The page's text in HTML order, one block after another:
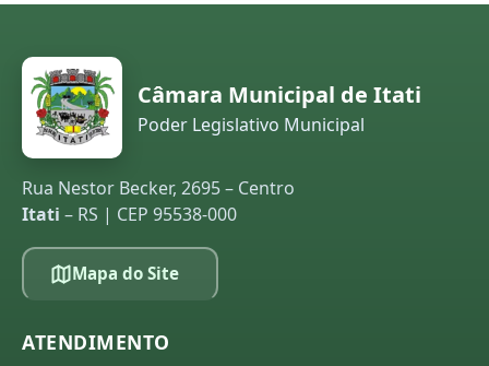
Câmara Municipal de Itati
Poder Legislativo Municipal
Rua Nestor Becker, 2695 – Centro
Itati – RS | CEP 95538-000
Mapa do Site
ATENDIMENTO